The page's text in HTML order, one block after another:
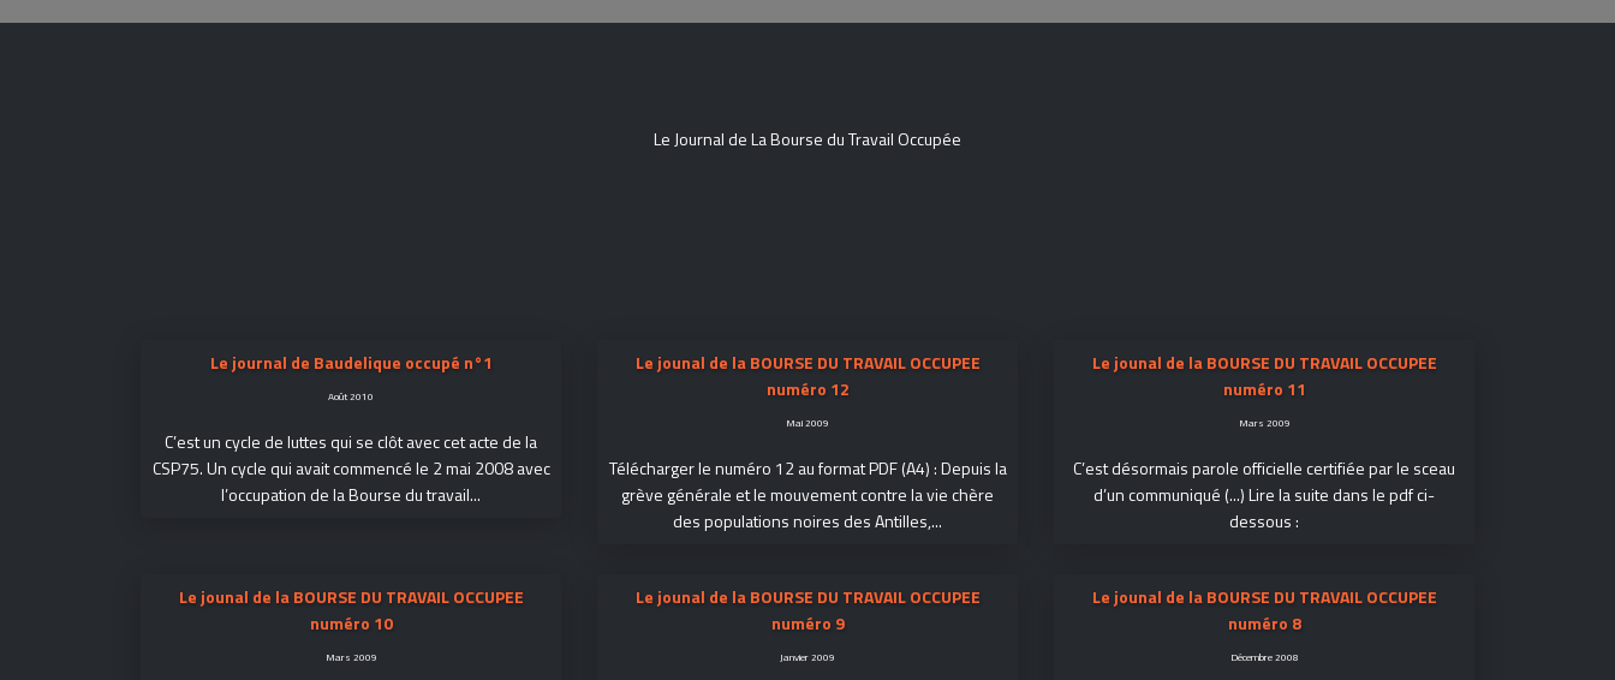
Le Journal de La Bourse du Travail Occupée
Le journal de Baudelique occupé n°1
Août 2010
C’est un cycle de luttes qui se clôt avec cet acte de la
CSP75. Un cycle qui avait commencé le 2 mai 2008 avec
l’occupation de la Bourse du travail...
Le jounal de la BOURSE DU TRAVAIL OCCUPEE
numéro 12
Mai 2009
Télécharger le numéro 12 au format PDF (A4) : Depuis la
grève générale et le mouvement contre la vie chère
des populations noires des Antilles,...
Le jounal de la BOURSE DU TRAVAIL OCCUPEE
numéro 11
Mars 2009
C’est désormais parole officielle certifiée par le sceau
d’un communiqué (...) Lire la suite dans le pdf ci-
dessous :
Le jounal de la BOURSE DU TRAVAIL OCCUPEE
numéro 10
Mars 2009
Le jounal de la BOURSE DU TRAVAIL OCCUPEE
numéro 9
Janvier 2009
Le jounal de la BOURSE DU TRAVAIL OCCUPEE
numéro 8
Décembre 2008